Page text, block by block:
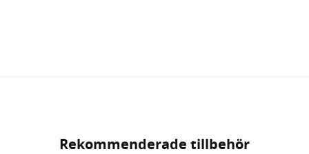
Rekommenderade tillbehör